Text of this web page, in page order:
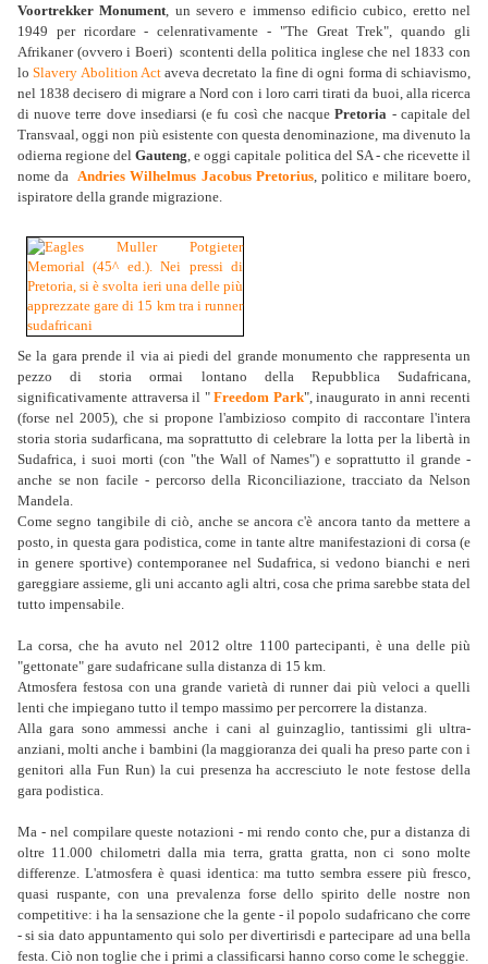
Voortrekker Monument, un severo e immenso edificio cubico, eretto nel
1949 per ricordare - celenrativamente - "The Great Trek", quando gli
Afrikaner (ovvero i Boeri) scontenti della politica inglese che nel 1833 con
loSlavery Abolition Actaveva decretato la fine di ogni forma di schiavismo,
nel 1838 decisero di migrare a Nord con i loro carri tirati da buoi, alla ricerca
di nuove terre dove insediarsi (e fu così che nacquePretoria - capitale del
Transvaal, oggi non più esistente con questa denominazione, ma divenuto la
odierna regione delGauteng, e oggi capitale politica del SA - che ricevette il
nome da Andries Wilhelmus Jacobus Pretorius, politico e militare boero,
ispiratore della grande migrazione.
Se la gara prende il via ai piedi del grande monumento che rappresenta un
pezzo di storia ormai lontano della Repubblica Sudafricana,
significativamente attraversa il " Freedom Park", inaugurato in anni recenti
(forse nel 2005), che si propone l'ambizioso compito di raccontare l'intera
storia storia sudarficana, ma soprattutto di celebrare la lotta per la libertà in
Sudafrica, i suoi morti (con "the Wall of Names") e soprattutto il grande -
anche se non facile - percorso della Riconciliazione, tracciato da Nelson
Mandela.
Come segno tangibile di ciò, anche se ancora c'è ancora tanto da mettere a
posto, in questa gara podistica, come in tante altre manifestazioni di corsa (e
in genere sportive) contemporanee nel Sudafrica, si vedono bianchi e neri
gareggiare assieme, gli uni accanto agli altri, cosa che prima sarebbe stata del
tutto impensabile.
La corsa, che ha avuto nel 2012 oltre 1100 partecipanti, è una delle più
"gettonate" gare sudafricane sulla distanza di 15 km.
Atmosfera festosa con una grande varietà di runner dai più veloci a quelli
lenti che impiegano tutto il tempo massimo per percorrere la distanza.
Alla gara sono ammessi anche i cani al guinzaglio, tantissimi gli ultra-
anziani, molti anche i bambini (la maggioranza dei quali ha preso parte con i
genitori alla Fun Run) la cui presenza ha accresciuto le note festose della
gara podistica.
Ma - nel compilare queste notazioni - mi rendo conto che, pur a distanza di
oltre 11.000 chilometri dalla mia terra, gratta gratta, non ci sono molte
differenze. L'atmosfera è quasi identica: ma tutto sembra essere più fresco,
quasi ruspante, con una prevalenza forse dello spirito delle nostre non
competitive: i ha la sensazione che la gente - il popolo sudafricano che corre
- si sia dato appuntamento qui solo per divertirisdi e partecipare ad una bella
festa. Ciò non toglie che i primi a classificarsi hanno corso come le scheggie.